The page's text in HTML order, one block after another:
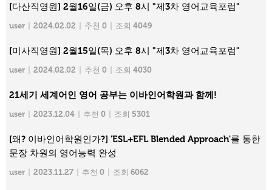
[다산직영원] 2월16일(금) 오후 8시 "제3차 영어교육포럼"
user 2024.02.02 추천 0 조회 4049
[미사직영원] 2월15일(목) 오후 8시 "제3차 영어교육포럼"
user 2024.02.02 추천 0 조회 4030
21세기 세계어인 영어 공부는 이바인어학원과 함께!
user 2023.12.04 추천 0 조회 5301
[왜? 이바인어학원인가?] 'ESL+EFL Blended Approach'를 통한
문장 차원의 영어능력 완성
user 2023.11.27 추천 0 조회 6062